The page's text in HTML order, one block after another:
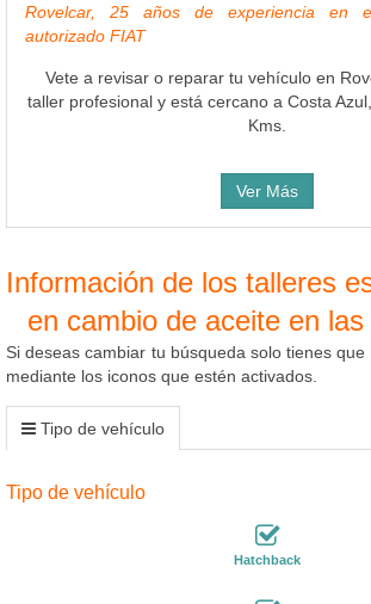
Rovelcar, 25 años de experiencia en
autorizado FIAT
Vete a revisar o reparar tu vehículo en
taller profesional y está cercano a Costa
Kms.
Ver Más
Información de los talleres
en cambio de aceite en
Si deseas cambiar tu búsqueda solo tienes
mediante los iconos que estén activados.
Tipo de vehículo
Tipo de vehículo
Hatchback